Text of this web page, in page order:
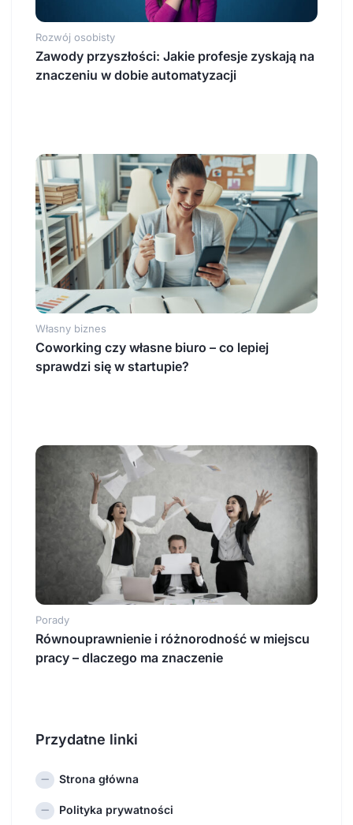
Rozwój osobisty
Zawody przyszłości: Jakie profesje zyskają na
znaczeniu w dobie automatyzacji
Własny biznes
Coworking czy własne biuro – co lepiej
sprawdzi się w startupie?
Porady
Równouprawnienie i różnorodność w miejscu
pracy – dlaczego ma znaczenie
Przydatne linki
Strona główna
Polityka prywatności